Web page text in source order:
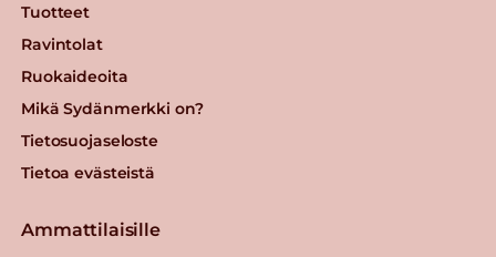
Tuotteet
Ravintolat
Ruokaideoita
Mikä Sydänmerkki on?
Tietosuojaseloste
Tietoa evästeistä
Ammattilaisille